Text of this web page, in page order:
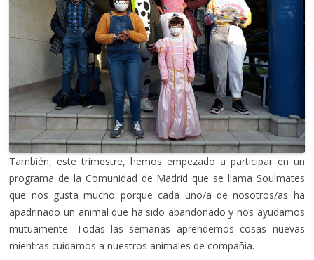
También, este trimestre, hemos empezado a participar en un
programa de la Comunidad de Madrid que se llama Soulmates
que nos gusta mucho porque cada uno/a de nosotros/as ha
apadrinado un animal que ha sido abandonado y nos ayudamos
mutuamente. Todas las semanas aprendemos cosas nuevas
mientras cuidamos a nuestros animales de compañía.